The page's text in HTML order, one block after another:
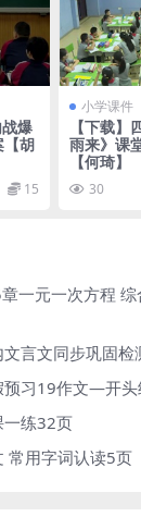
爆
【胡
15
小学课件
【下载
雨来》课
【何琦】
30
一元一次方程 综
言文同步巩固检
预习19作文—开
一练32页
常用字词认读5页